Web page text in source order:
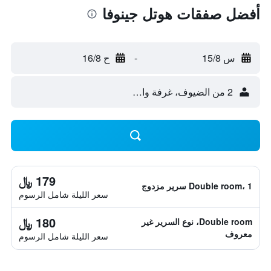
أفضل صفقات هوتل جينوفا
س 15/8 - ح 16/8
2 من الضيوف، غرفة واحدة
Double room، 1 سرير مزدوج 179 ﷼
سعر الليلة شامل الرسوم
Double room، نوع السرير غير
معروف
180 ﷼
سعر الليلة شامل الرسوم